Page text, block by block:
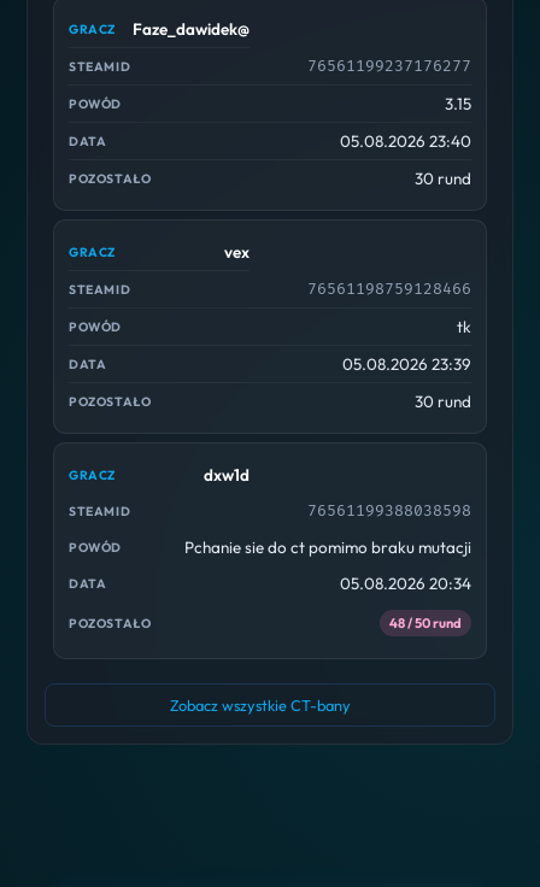
Faze_dawidek@
76561199237176277
3.15
05.08.2026 23:40
30 rund
vex
76561198759128466
tk
05.08.2026 23:39
30 rund
dxw1d
76561199388038598
Pchanie sie do ct pomimo braku mutacji
05.08.2026 20:34
48 / 50 rund
Zobacz wszystkie CT-bany